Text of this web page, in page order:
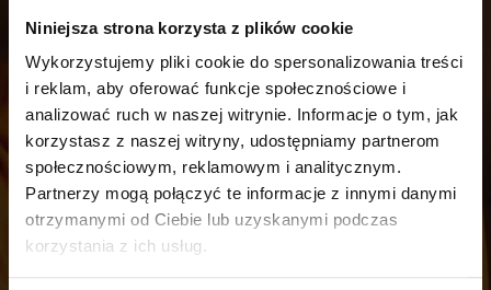
Niniejsza strona korzysta z plików cookie
Wykorzystujemy pliki cookie do spersonalizowania treści
i reklam, aby oferować funkcje społecznościowe i
analizować ruch w naszej witrynie. Informacje o tym, jak
korzystasz z naszej witryny, udostępniamy partnerom
społecznościowym, reklamowym i analitycznym.
Partnerzy mogą połączyć te informacje z innymi danymi
otrzymanymi od Ciebie lub uzyskanymi podczas
korzystania z ich usług.